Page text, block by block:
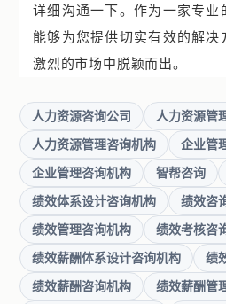
详细沟通一下。作为一家专业
能够为您提供切实有效的解
激烈的市场中脱颖而出。
人力资源咨询公司
人力资源管
人力资源管理咨询机构
企业管
企业管理咨询机构
智帮咨询
绩效体系设计咨询机构
绩效咨
绩效管理咨询机构
绩效考核咨
绩效薪酬体系设计咨询机构
绩
绩效薪酬咨询机构
绩效薪酬管